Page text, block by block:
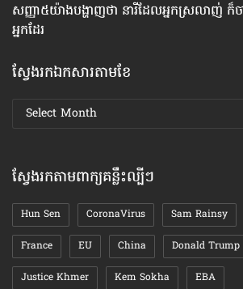
សញ្ញា​៥យ៉ាង​បង្ហាញ​ថា នារី​ដែល​អ្នក​​ស្រលាញ់ ក៏​
អ្នក​ដែរ
ស្វែងរកឯកសារតាមខែ
ស្វែងរក
ឯកសារ
ស្វែងរកតាមពាក្យគន្លឹះល្បីៗ
Hun Sen CoronaVirus Sam Rainsy
France EU China Donald Trump
Justice Khmer Kem Sokha EBA